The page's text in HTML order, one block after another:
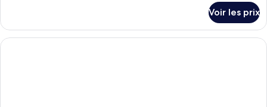
le
type
de
Voir les prix